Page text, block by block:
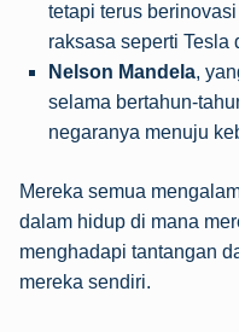
tetapi terus
raksasa seperti Tesla
Nelson Mandela,
selama bertahun-
negaranya menuju
Mereka semua
dalam hidup di mana
menghadapi tantangan
mereka sendiri.